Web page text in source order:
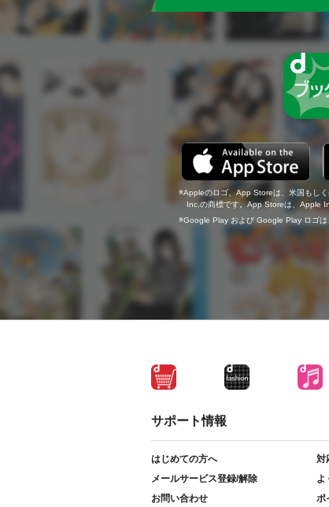
Appleのロゴ、App Storeは、米国もし
Inc.の商標です。App Storeは、Apple
Google Play および Google Play ロゴは
サポート情報
はじめての方へ
対
メールサービス登録/解除
よ
お問い合わせ
ポ